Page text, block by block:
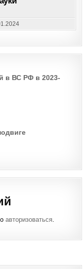
в ВС РФ в 2023-
авторизоваться